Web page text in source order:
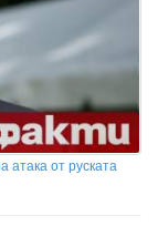
атака от руската